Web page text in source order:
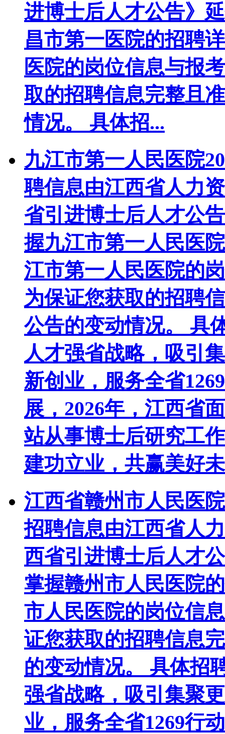
进博士后人才公告》
昌市第一医院的招聘
医院的岗位信息与报
取的招聘信息完整且
情况。 具体招...
九江市第一人民医院
聘信息由江西省人力
省引进博士后人才公
握九江市第一人民医
江市第一人民医院的
为保证您获取的招聘
公告的变动情况。 具
人才强省战略，吸引
新创业，服务全省
展，2026年，江西省
站从事博士后研究工
建功立业，共赢美好
江西省赣州市人民医
招聘信息由江西省人
西省引进博士后人才
掌握赣州市人民医院
市人民医院的岗位信
证您获取的招聘信息
的变动情况。 具体招
强省战略，吸引集聚
业，服务全省1269行